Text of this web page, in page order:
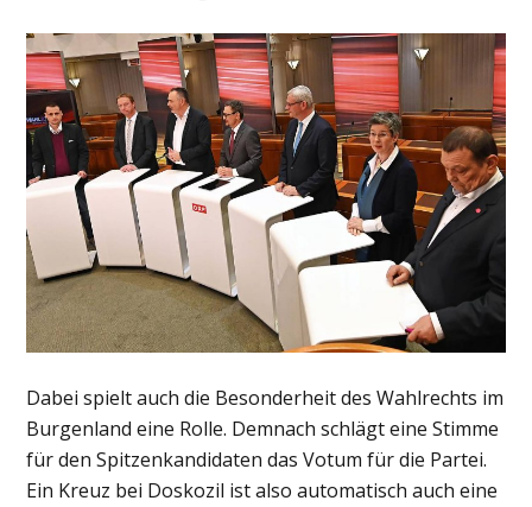
Dabei spielt auch die Besonderheit des Wahlrechts im
Burgenland eine Rolle. Demnach schlägt eine Stimme
für den Spitzenkandidaten das Votum für die Partei.
Ein Kreuz bei Doskozil ist also automatisch auch eine